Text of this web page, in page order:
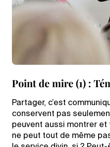
Point de mire (1) :
Partager, c’est
conservent pas
peuvent aussi montrer
ne peut tout de même